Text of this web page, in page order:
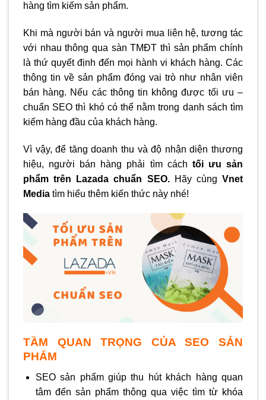
hàng tìm kiếm sản phẩm.
Khi mà người bán và người mua liên hệ, tương tác
với nhau thông qua sàn TMĐT thì sản phẩm chính
là thứ quyết định đến mọi hành vi khách hàng. Các
thông tin về sản phẩm đóng vai trò như nhân viên
bán hàng. Nếu các thông tin không được tối ưu –
chuẩn SEO thì khó có thể nằm trong danh sách tìm
kiếm hàng đầu của khách hàng.
Vì vậy, để tăng doanh thu và độ nhận diện thương
hiệu, người bán hàng phải tìm cách tối ưu sản
phẩm trên Lazada chuẩn SEO. Hãy cùngVnet
Media tìm hiểu thêm kiến thức này nhé!
TẦM QUAN TRỌNG CỦA SEO SẢN
PHẨM
SEO sản phẩm giúp thu hút khách hàng quan
tâm đến sản phẩm thông qua việc tìm từ khóa